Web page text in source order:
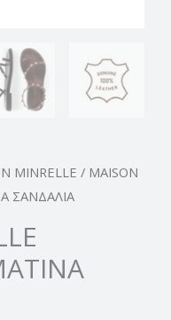
MINRELLE / MAISON
ΣΑΝΔΑΛΙΑ